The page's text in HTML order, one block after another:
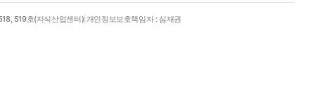
519호(지식산업센터) 개인정보보호책임자 : 심재권